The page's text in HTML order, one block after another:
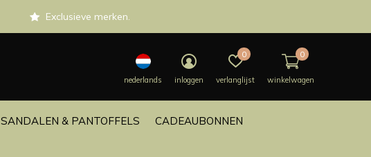
SANDALEN & PANTOFFELS CADEAUBONNEN
nederlands inloggen verlanglijst
0
winkelwagen
0
Exclusieve merken.